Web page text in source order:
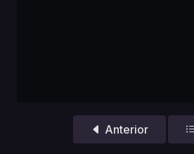
Anterior